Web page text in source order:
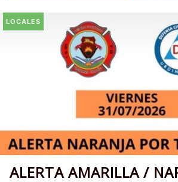
LOCALES
ALERTA AMARILLA /